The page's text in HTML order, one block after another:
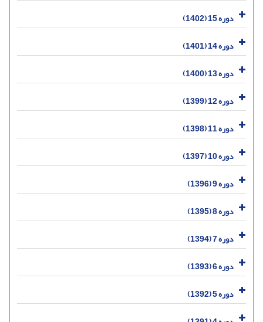
دوره 15 (1402)
دوره 14 (1401)
دوره 13 (1400)
دوره 12 (1399)
دوره 11 (1398)
دوره 10 (1397)
دوره 9 (1396)
دوره 8 (1395)
دوره 7 (1394)
دوره 6 (1393)
دوره 5 (1392)